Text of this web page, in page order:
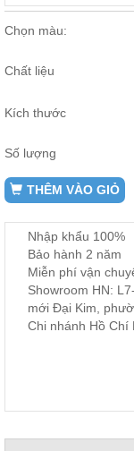
ăn,
bếp
Nội
Ban
Vườn
ghế
ban
công,
Phụ
Kiện
Trang
trí
Chọn màu:
Chất liệu
Kích thước
Số lượng
THÊM VÀO GIỎ
Nhập khẩu 100%
Bảo hành 2 năm
Miễn phí vận
Showroom HN:
mới Đại Kim,
Chi nhánh Hồ Chí